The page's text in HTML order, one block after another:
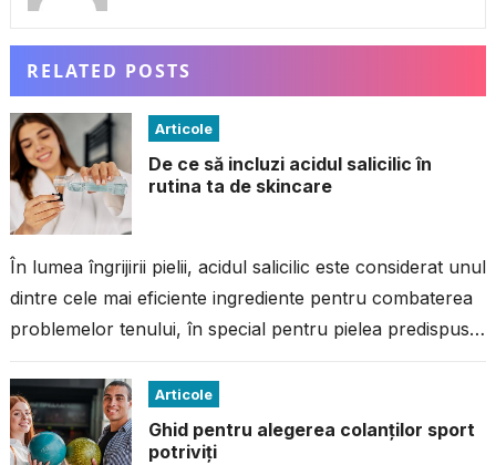
RELATED POSTS
Articole
De ce să incluzi acidul salicilic în
rutina ta de skincare
În lumea îngrijirii pielii, acidul salicilic este considerat unul
dintre cele mai eficiente ingrediente pentru combaterea
problemelor tenului, în special pentru pielea predispusă
Articole
Ghid pentru alegerea colanților sport
potriviți